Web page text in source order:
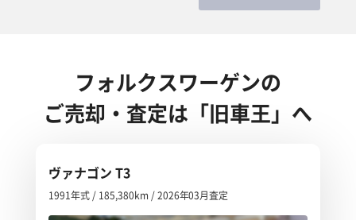
フォルクスワーゲンの
ご売却・査定は「旧車王」へ
ヴァナゴン T3
1991年式 / 185,380km / 2026年03月査定